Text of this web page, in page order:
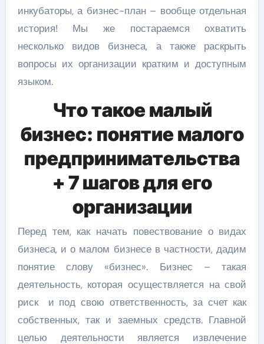
инкубаторы, а бизнес-план – вообще отдельная
история! Мы же постараемся охватить
несколько видов бизнеса, а также раскрыть
вопросы их организации кратким и доступным
языком.
Что такое малый
бизнес: понятие малого
предпринимательства
+ 7 шагов для его
организации
Перед тем, как начать повествование о видах
бизнеса, и о малом бизнесе в частности, дадим
понятие слову «бизнес». Бизнес – такая
деятельность, которая осуществляется на свой
риск и под свою ответственность, за счет как
собственных, так и заемных средств. Главной
целью деятельности является извлечение